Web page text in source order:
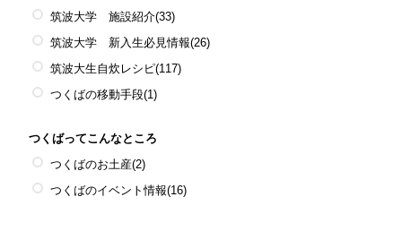
筑波大学 施設紹介(33)
筑波大学 新入生必見情報(26)
筑波大生自炊レシピ(117)
つくばの移動手段(1)
つくばってこんなところ
つくばのお土産(2)
つくばのイベント情報(16)